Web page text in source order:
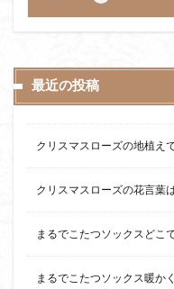
最近の投稿
クリスマスローズの地植え
クリスマスローズの花言葉
まるでこたつソックスどこ
まるでこたつソックス暖か